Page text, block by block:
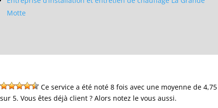
Motte
Ce service a été noté 8 fois avec une moyenne de 4,75
sur 5. Vous êtes déjà client ? Alors notez le vous aussi.